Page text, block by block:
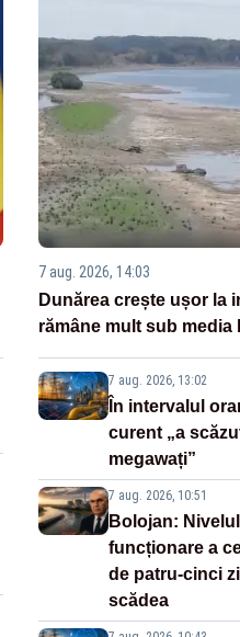
7 aug. 2026, 14:03
Dunărea crește ușor la
rămâne mult sub media
7 aug. 2026, 13:02
În intervalul
curent „a
megawați”
7 aug. 2026, 10:51
Bolojan:
funcționare a
de patru-cinci
scădea